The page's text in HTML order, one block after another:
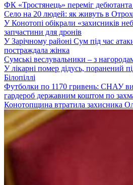
ФК «Тростянець» переміг дебютанта
Село на 20 людей: як живуть в
У Конотопі обікрали «захисників
запчастини для дронів
У Зарічному районі Сум під час
постраждала жінка
Сумські веслувальники – з
У лікарні помер дідусь, поранений
Білопіллі
Футболки по 1170 гривень: СНАУ
гардероб державним коштом по
Конотопщина втратила захисника